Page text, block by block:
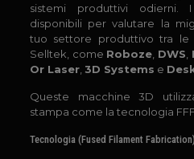
sistemi produttivi odierni.
disponibili per valutare la
tuo settore produttivo tra le
Selltek, come Roboze DWS
Or Laser, 3D Systems e
Queste macchine 3D
stampa come la tecnologia
Tecnologia (Fused Filament Fabrication)